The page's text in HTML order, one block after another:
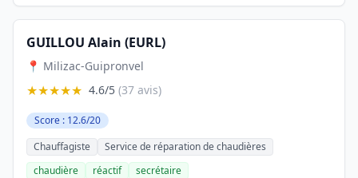
GUILLOU Alain (EURL)
📍 Milizac-Guipronvel
★★★★★ 4.6/5 (37 avis)
Score : 12.6/20
Chauffagiste
Service de réparation de chaudières
chaudière
réactif secrétaire